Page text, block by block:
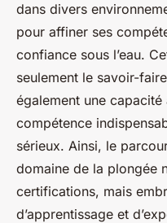
dans divers
pour affiner ses
confiance sous l’eau.
seulement le savoir-
également une
compétence
sérieux. Ainsi, le
domaine de la plongée
certifications, mais
d’apprentissage et